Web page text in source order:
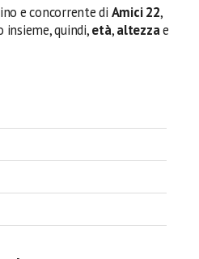
e concorrente di Amici 22,
insieme, quindi,età,altezzae